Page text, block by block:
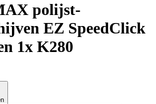
polijst-
EZ SpeedClick
1x K280